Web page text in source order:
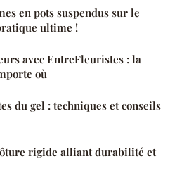
en pots suspendus sur le
ultime !
avec EntreFleuristes : la
où
du gel : techniques et conseils
rigide alliant durabilité et